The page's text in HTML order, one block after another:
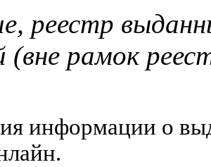
реестр
(вне рамок
информации о